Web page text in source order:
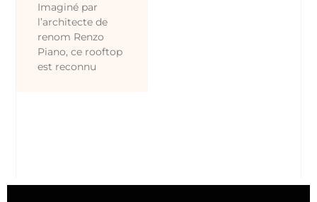
Imaginé par
l’architecte de
renom Renzo
Piano, ce rooftop
est reconnu